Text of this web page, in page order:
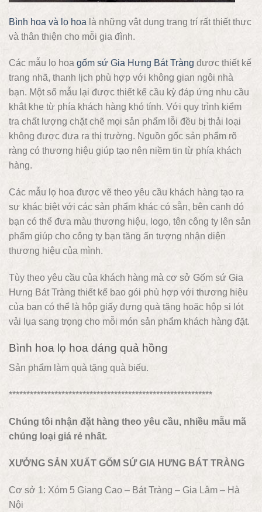
Bình hoa và lọ hoa là những vật dụng trang trí rất thiết thực
và thân thiện cho mỗi gia đình.
Các mẫu lọ hoa gốm sứ Gia Hưng Bát Tràng được thiết kế
trang nhã, thanh lịch phù hợp với không gian ngôi nhà
bạn. Một số mẫu lại được thiết kế cầu kỳ đáp ứng nhu cầu
khắt khe từ phía khách hàng khó tính. Với quy trình kiểm
tra chất lượng chặt chẽ mọi sản phẩm lỗi đều bị thải loại
không được đưa ra thị trường. Nguồn gốc sản phẩm rõ
ràng có thương hiệu giúp tạo nên niềm tin từ phía khách
hàng.
Các mẫu lọ hoa được vẽ theo yêu cầu khách hàng tạo ra
sự khác biệt với các sản phẩm khác có sẵn, bên cạnh đó
bạn có thể đưa màu thương hiệu, logo, tên công ty lên sản
phẩm giúp cho công ty bạn tăng ấn tượng nhận diện
thương hiệu của mình.
Tùy theo yêu cầu của khách hàng mà cơ sở Gốm sứ Gia
Hưng Bát Tràng thiết kế bao gói phù hợp với thương hiệu
của bạn có thể là hộp giấy đựng quà tặng hoặc hộp si lót
vải lụa sang trọng cho mỗi món sản phẩm khách hàng đặt.
Bình hoa lọ hoa dáng quả hồng
Sản phẩm làm quà tặng quà biếu.
**********************************************************
Chúng tôi nhận đặt hàng theo yêu cầu, nhiều mẫu mã
chủng loại giá rẻ nhất.
XƯỞNG SẢN XUẤT GỐM SỨ GIA HƯNG BÁT TRÀNG
Cơ sở 1: Xóm 5 Giang Cao – Bát Tràng – Gia Lâm – Hà
Nội